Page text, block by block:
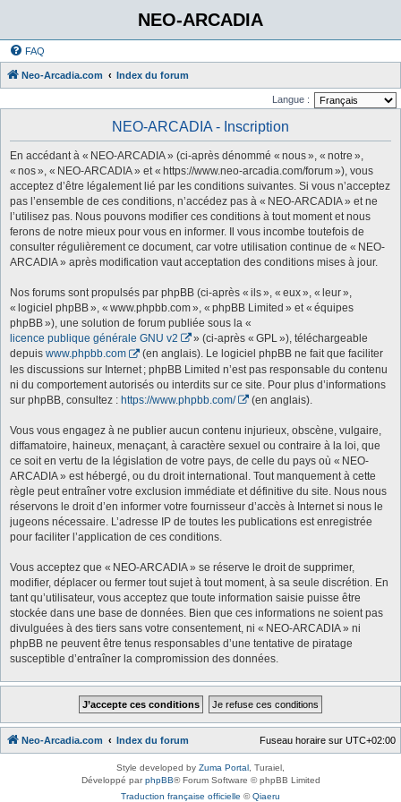
NEO-ARCADIA
FAQ
Neo-Arcadia.com Index du forum
Langue :
NEO-ARCADIA - Inscription
En accédant à « NEO-ARCADIA » (ci-après dénommé « nous », « notre »,
« nos », « NEO-ARCADIA » et « https://www.neo-arcadia.com/forum »), vous
acceptez d’être légalement lié par les conditions suivantes. Si vous n’acceptez
pas l’ensemble de ces conditions, n’accédez pas à « NEO-ARCADIA » et ne
l’utilisez pas. Nous pouvons modifier ces conditions à tout moment et nous
ferons de notre mieux pour vous en informer. Il vous incombe toutefois de
consulter régulièrement ce document, car votre utilisation continue de « NEO-
ARCADIA » après modification vaut acceptation des conditions mises à jour.
Nos forums sont propulsés par phpBB (ci-après « ils », « eux », « leur »,
« logiciel phpBB », « www.phpbb.com », « phpBB Limited » et « équipes
phpBB »), une solution de forum publiée sous la «
licence publique générale GNU v2
» (ci-après « GPL »), téléchargeable
depuis www.phpbb.com
(en anglais). Le logiciel phpBB ne fait que faciliter
les discussions sur Internet ; phpBB Limited n’est pas responsable du contenu
ni du comportement autorisés ou interdits sur ce site. Pour plus d’informations
sur phpBB, consultez : https://www.phpbb.com/ (en anglais).
Vous vous engagez à ne publier aucun contenu injurieux, obscène, vulgaire,
diffamatoire, haineux, menaçant, à caractère sexuel ou contraire à la loi, que
ce soit en vertu de la législation de votre pays, de celle du pays où « NEO-
ARCADIA » est hébergé, ou du droit international. Tout manquement à cette
règle peut entraîner votre exclusion immédiate et définitive du site. Nous nous
réservons le droit d’en informer votre fournisseur d’accès à Internet si nous le
jugeons nécessaire. L’adresse IP de toutes les publications est enregistrée
pour faciliter l’application de ces conditions.
Vous acceptez que « NEO-ARCADIA » se réserve le droit de supprimer,
modifier, déplacer ou fermer tout sujet à tout moment, à sa seule discrétion. En
tant qu’utilisateur, vous acceptez que toute information saisie puisse être
stockée dans une base de données. Bien que ces informations ne soient pas
divulguées à des tiers sans votre consentement, ni « NEO-ARCADIA » ni
phpBB ne peuvent être tenus responsables d’une tentative de piratage
susceptible d’entraîner la compromission des données.
Neo-Arcadia.com Index du forum Fuseau horaire sur UTC+02:00
Style developed by Zuma Portal , Turaiel,
Développé parphpBB® Forum Software © phpBB Limited
Traduction française officielle ©Qiaeru